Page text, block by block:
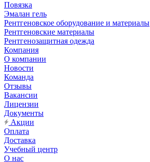
Повязка
Эмалан гель
Рентгеновское оборудование и материалы
Рентгеновские материалы
Рентгенозащитная одежда
Компания
О компании
Новости
Команда
Отзывы
Вакансии
Лицензии
Документы
Акции
Оплата
Доставка
Учебный центр
О нас